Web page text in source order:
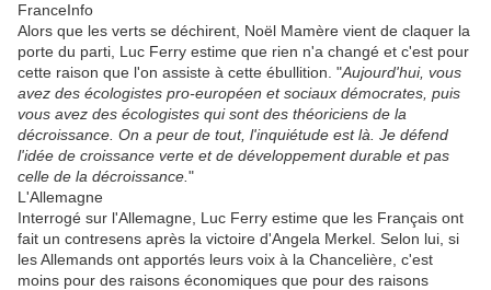
FranceInfo
Alors que les verts se déchirent, Noël Mamère vient de claquer la
porte du parti, Luc Ferry estime que rien n'a changé et c'est pour
cette raison que l'on assiste à cette ébullition. "Aujourd'hui, vous
avez des écologistes pro-européen et sociaux démocrates, puis
vous avez des écologistes qui sont des théoriciens de la
décroissance. On a peur de tout, l'inquiétude est là. Je défend
l'idée de croissance verte et de développement durable et pas
celle de la décroissance. "
L'Allemagne
Interrogé sur l'Allemagne, Luc Ferry estime que les Français ont
fait un contresens après la victoire d'Angela Merkel. Selon lui, si
les Allemands ont apportés leurs voix à la Chancelière, c'est
moins pour des raisons économiques que pour des raisons